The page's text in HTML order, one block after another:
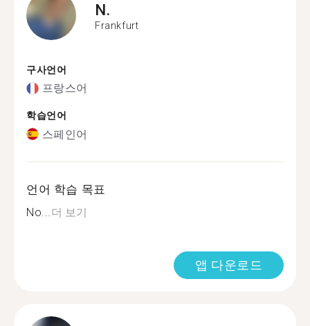
N.
Frankfurt
구사언어
프랑스어
학습언어
스페인어
언어 학습 목표
No... 더 보기
앱 다운로드